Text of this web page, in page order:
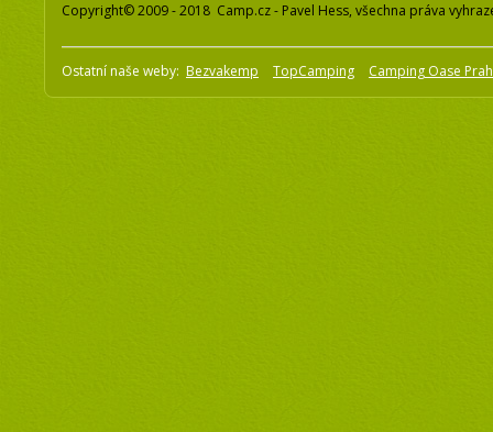
Copyright© 2009 - 2018 Camp.cz - Pavel Hess, všechna práva
Ostatní naše weby: Bezvakemp TopCamping Camping Oase